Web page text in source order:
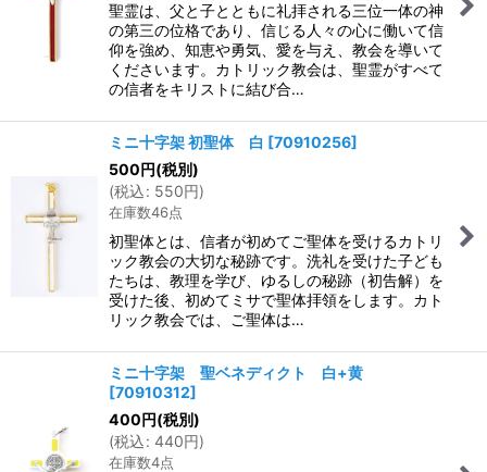
聖霊は、父と子とともに礼拝される三位一体の神
の第三の位格であり、信じる人々の心に働いて信
仰を強め、知恵や勇気、愛を与え、教会を導いて
くださいます。カトリック教会は、聖霊がすべて
の信者をキリストに結び合…
ミニ十字架 初聖体 白 [70910256]
500円(税別)
(税込: 550円)
在庫数46点
初聖体とは、信者が初めてご聖体を受けるカトリ
ック教会の大切な秘跡です。洗礼を受けた子ども
たちは、教理を学び、ゆるしの秘跡（初告解）を
受けた後、初めてミサで聖体拝領をします。カト
リック教会では、ご聖体は…
ミニ十字架 聖ベネディクト 白+黄
[70910312]
400円(税別)
(税込: 440円)
在庫数4点